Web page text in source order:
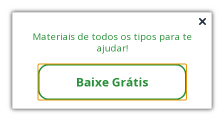
Materiais de todos os tipos para te
ajudar!
Baixe Grátis